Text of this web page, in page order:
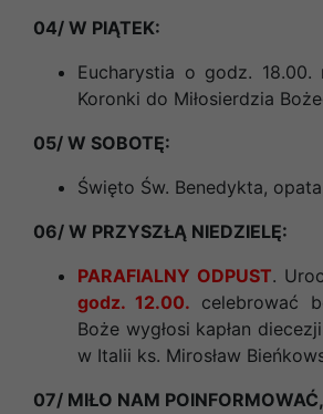
04/ W PIĄTEK:
Eucharystia o godz.
Koronki do Miłosierdzia
05/ W SOBOTĘ:
Święto Św. Benedykta,
06/ W PRZYSZŁĄ NIEDZIELĘ:
PARAFIALNY ODPUST.
godz. 12.00. celebrować
Boże wygłosi kapłan
w Italii ks. Mirosław
07/ MIŁO NAM